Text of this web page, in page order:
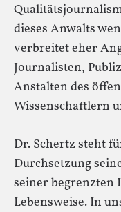
dieses Anwalts
verbreitet eher
Journalisten,
Anstalten des
Wissenschaftlern
Dr. Schertz steht
Durchsetzung
seiner begrenzten
Lebensweise. In